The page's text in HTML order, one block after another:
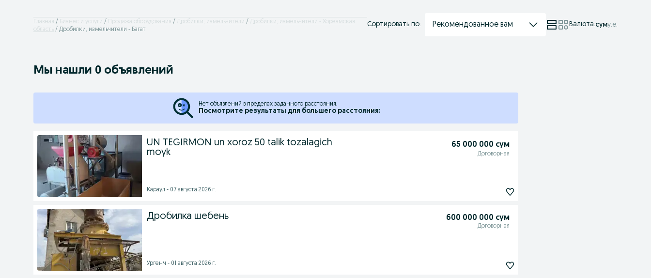
Главная Бизнес и услуги Продажа оборудования Дробилки, измельчители
Дробилки, измельчители - Хорезмская
область
Дробилки, измельчители - Багат
Сортировать по: Рекомендованное вам Валюта:суму.е.
Мы нашли 0 объявлений
Нет объявлений в пределах заданного расстояния.
Посмотрите результаты для большего расстояния:
UN TEGIRMON un xoroz 50 talik tozalagich
moyk
65 000 000 сум
Договорная
Караул - 07 августа 2026 г.
Дробилка шебень 600 000 000 сум
Договорная
Ургенч - 01 августа 2026 г.